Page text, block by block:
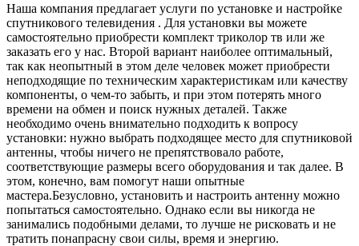
Наша компания предлагает услуги по установке и настройке
спутникового телевидения . Для установки вы можете
самостоятельно приобрести комплект триколор тв или же
заказать его у нас. Второй вариант наиболее оптимальный,
так как неопытный в этом деле человек может приобрести
неподходящие по техническим характеристикам или качеству
компоненты, о чем-то забыть, и при этом потерять много
времени на обмен и поиск нужных деталей. Также
необходимо очень внимательно подходить к вопросу
установки: нужно выбрать подходящее место для спутниковой
антенны, чтобы ничего не препятствовало работе,
соответствующие размеры всего оборудования и так далее. В
этом, конечно, вам помогут наши опытные
мастера.Безусловно, установить и настроить антенну можно
попытаться самостоятельно. Однако если вы никогда не
занимались подобными делами, то лучше не рисковать и не
тратить понапрасну свои силы, время и энергию.